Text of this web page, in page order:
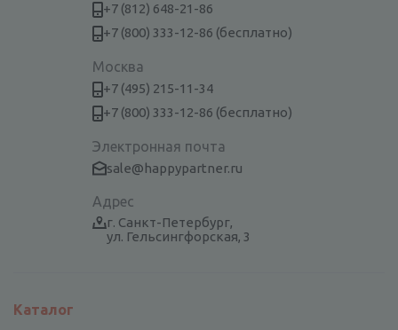
+7 (812) 648-21-86
+7 (800) 333-12-86 (бесплатно)
Москва
+7 (495) 215-11-34
+7 (800) 333-12-86 (бесплатно)
Электронная почта
sale@happypartner.ru
Адрес
г. Санкт-Петербург,
ул. Гельсингфорская, 3
Каталог